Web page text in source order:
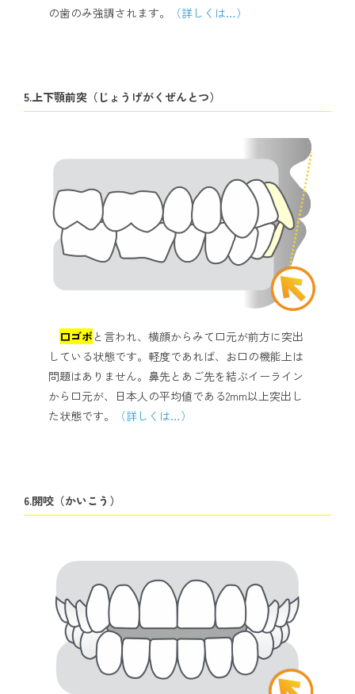
の歯のみ強調されます。
（詳しくは…）
5.上下顎前突（じょうげがくぜんとつ）
口ゴボ と言われ、横顔からみて口元が前方に突出
している状態です。軽度であれば、お口の機能上は
問題はありません。鼻先とあご先を結ぶイーライン
から口元が、日本人の平均値である2mm以上突出し
た状態です。
（詳しくは…）
6.開咬（かいこう）